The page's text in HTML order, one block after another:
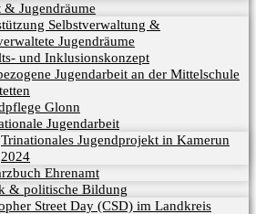
& Jugendräume
Selbstverwaltung &
Jugendräume​
und Inklusionskonzept
Jugendarbeit an der Mittelschule
Glonn
Jugendarbeit
Trinationales Jugendprojekt in Kamerun
2024
Ehrenamt
& politische Bildung
Street Day (CSD) im Landkreis